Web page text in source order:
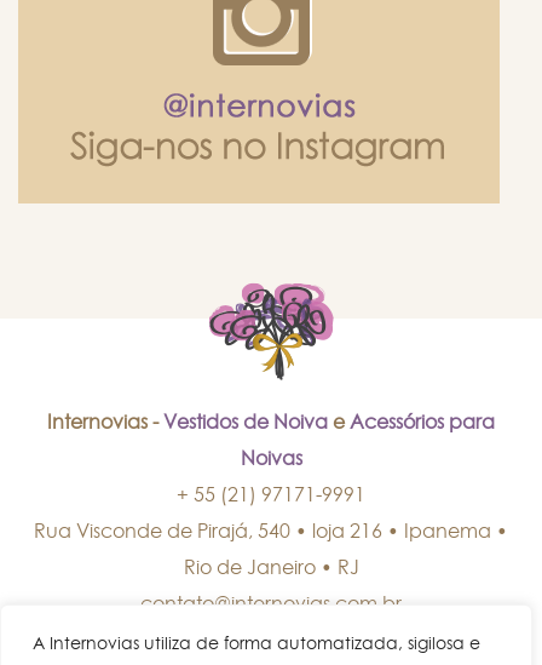
A Internovias utiliza de forma automatizada, sigilosa e
Internovias - Vestidos de Noiva eAcessórios para
Noivas
+ 55 (21) 97171-9991
Rua Visconde de Pirajá, 540 • loja 216 • Ipanema •
Rio de Janeiro• RJ
contato@internovias.com.br